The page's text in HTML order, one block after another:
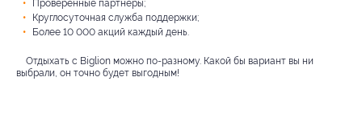
Проверенные партнеры;
Круглосуточная служба поддержки;
Более 10 000 акций каждый день.
Отдыхать с Biglion можно по-разному. Какой бы вариант вы ни
выбрали, он точно будет выгодным!